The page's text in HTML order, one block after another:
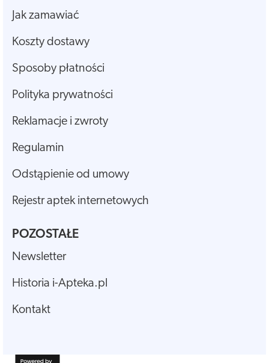
Jak zamawiać
Koszty dostawy
Sposoby płatności
Polityka prywatności
Reklamacje i zwroty
Regulamin
Odstąpienie od umowy
Rejestr aptek internetowych
POZOSTAŁE
Newsletter
Historia i-Apteka.pl
Kontakt